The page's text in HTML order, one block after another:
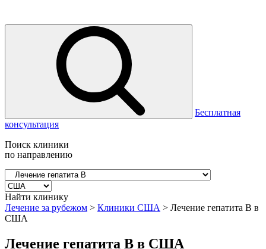
Бесплатная
консультация
Поиск клиники
по направлению
Найти клинику
Лечение за рубежом > Клиники США > Лечение гепатита B в
США
Лечение гепатита B в США